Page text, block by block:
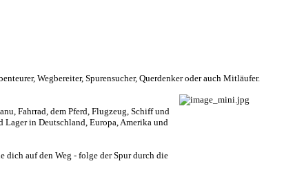
Wegbereiter, Spurensucher, Querdenker oder auch Mitläufer.
Fahrrad, dem Pferd, Flugzeug, Schiff und
Lager in Deutschland, Europa, Amerika und
auf den Weg - folge der Spur durch die